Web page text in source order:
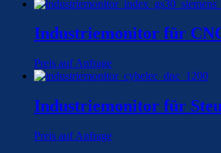
Industriemonitor für
Preis auf Anfrage
Industriemonitor für
Preis auf Anfrage